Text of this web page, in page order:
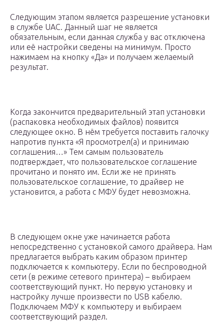
Следующим этапом является разрешение установки
в службе UAC. Данный шаг не является
обязательным, если данная служба у вас отключена
или её настройки сведены на минимум. Просто
нажимаем на кнопку «Да» и получаем желаемый
результат.
Когда закончится предварительный этап установки
(распаковка необходимых файлов) появится
следующее окно. В нём требуется поставить галочку
напротив пункта «Я просмотрел(а) и принимаю
соглашения…» Тем самым пользователь
подтверждает, что пользовательское соглашение
прочитано и понято им. Если же не принять
пользовательское соглашение, то драйвер не
установится, а работа с МФУ будет невозможна.
В следующем окне уже начинается работа
непосредственно с установкой самого драйвера. Нам
предлагается выбрать каким образом принтер
подключается к компьютеру. Если по беспроводной
сети (в режиме сетевого принтера) – выбираем
соответствующий пункт. Но первую установку и
настройку лучше произвести по USB кабелю.
Подключаем МФУ к компьютеру и выбираем
соответствующий раздел.